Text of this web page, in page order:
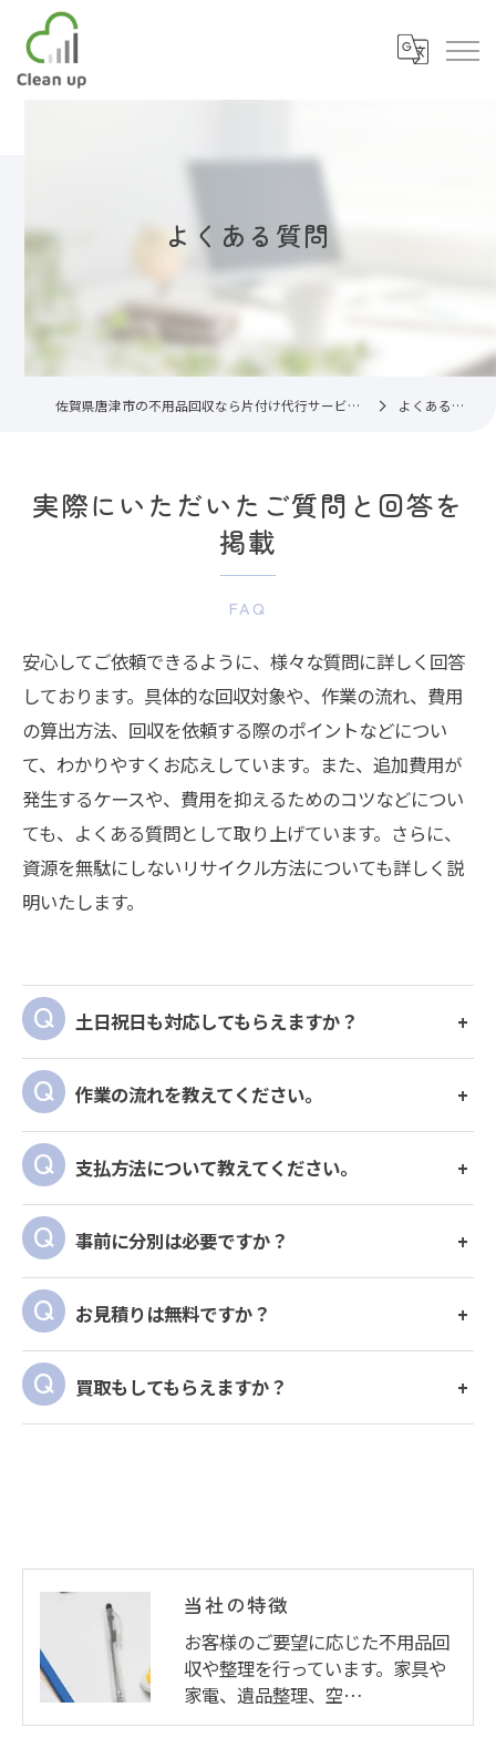
よくある質問
佐賀県唐津市の不用品回収なら片付け代行サービスC.U よくある質問
実際にいただいたご質問と回答を
掲載
FAQ
安心してご依頼できるように、様々な質問に詳しく回答
しております。具体的な回収対象や、作業の流れ、費用
の算出方法、回収を依頼する際のポイントなどについ
て、わかりやすくお応えしています。また、追加費用が
発生するケースや、費用を抑えるためのコツなどについ
ても、よくある質問として取り上げています。さらに、
資源を無駄にしないリサイクル方法についても詳しく説
明いたします。
土日祝日も対応してもらえますか？
作業の流れを教えてください。
支払方法について教えてください。
事前に分別は必要ですか？
お見積りは無料ですか？
買取もしてもらえますか？
当社の特徴
お客様のご要望に応じた不用品回
収や整理を行っています。家具や
家電、遺品整理、空…